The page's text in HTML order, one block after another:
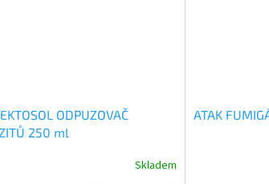
ODPUZOVAČ
250 ml
Skladem
ATAK